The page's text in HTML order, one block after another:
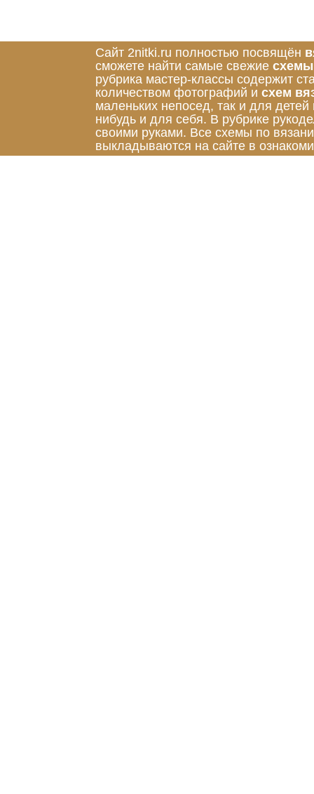
Сайт 2nitki.ru полностью посвящён
сможете найти самые свежие схемы
рубрика мастер-классы содержит
количеством фотографий и схем
маленьких непосед, так и для
нибудь и для себя. В рубрике
своими руками. Все схемы по
выкладываются на сайте в